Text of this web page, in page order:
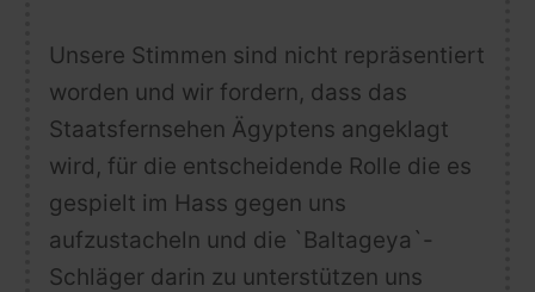
Unsere Stimmen sind nicht repräsentiert
worden und wir fordern, dass das
Staatsfernsehen Ägyptens angeklagt
wird, für die entscheidende Rolle die es
gespielt im Hass gegen uns
aufzustacheln und die `Baltageya`-
Schläger darin zu unterstützen uns